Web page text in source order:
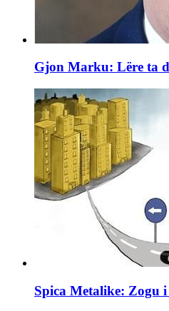
Gjon Marku: Lëre ta
Spica Metalike: Zogu i